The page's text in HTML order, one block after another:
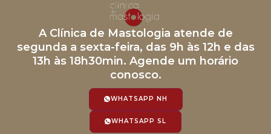
A Clínica de Mastologia atende de
segunda a sexta-feira, das 9h às 12h e das
13h às 18h30min. Agende um horário
conosco.
WHATSAPP NH
WHATSAPP SL